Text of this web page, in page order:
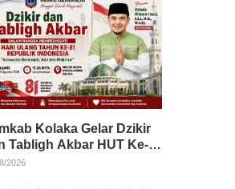
Kolaka Gelar Dzikir
Tabligh Akbar HUT Ke-
Hadirkan Dai Nasional
2026